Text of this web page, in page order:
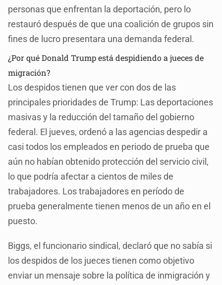
personas que enfrentan la deportación, pero lo
restauró después de que una coalición de grupos sin
fines de lucro presentara una demanda federal.
¿Por qué Donald Trump está despidiendo a jueces de
migración?
Los despidos tienen que ver con dos de las
principales prioridades de Trump: Las deportaciones
masivas y la reducción del tamaño del gobierno
federal. El jueves, ordenó a las agencias despedir a
casi todos los empleados en periodo de prueba que
aún no habían obtenido protección del servicio civil,
lo que podría afectar a cientos de miles de
trabajadores. Los trabajadores en período de
prueba generalmente tienen menos de un año en el
puesto.
Biggs, el funcionario sindical, declaró que no sabía si
los despidos de los jueces tienen como objetivo
enviar un mensaje sobre la política de inmigración y